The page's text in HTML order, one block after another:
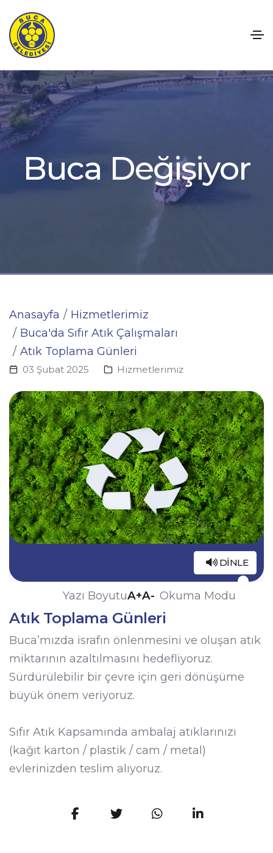
Buca Değişiyor
Anasayfa
Hizmetlerimiz
Buca'da Sıfır Atık Çalışmaları
Atık Toplama Günleri
03 Şubat 2025 Hizmetlerimiz
DINLE
Yazı BoyutuA+A- Okuma Modu
Atık Toplama Günleri
Buca’mızda israfın önlenmesini ve oluşan atık
miktarının azaltılmasını hedefliyoruz.
Sürdürülebilir bir çevre için geri dönüşüme
büyük önem veriyoruz.
Sıfır Atık Kapsamında ambalaj atıklarınızı
(kağıt karton / plastik / cam / metal)
evlerinizden teslim alıyoruz.